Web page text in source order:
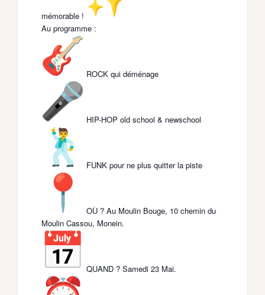
mémorable !
​Au programme :
ROCK qui déménage
HIP-HOP old school & newschool
FUNK pour ne plus quitter la piste
OÙ ? Au Moulin Bouge, 10 chemin du
Moulin Cassou, Monein.
QUAND ? Samedi 23 Mai.